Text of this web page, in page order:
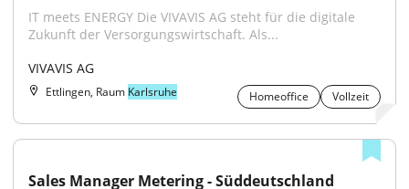
IT meets ENERGY Die VIVAVIS AG steht für die digitale
Zukunft der Versorgungswirtschaft. Als...
VIVAVIS AG
Ettlingen, Raum Karlsruhe Homeoffice Vollzeit
Sales Manager Metering - Süddeutschland